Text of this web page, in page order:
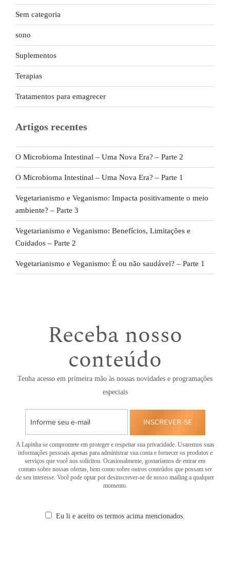
Sem categoria
sono
Suplementos
Terapias
Tratamentos para emagrecer
Artigos recentes
O Microbioma Intestinal – Uma Nova Era? – Parte 2
O Microbioma Intestinal – Uma Nova Era? – Parte 1
Vegetarianismo e Veganismo: Impacta positivamente o meio
ambiente? – Parte 3
Vegetarianismo e Veganismo: Benefícios, Limitações e
Cuidados – Parte 2
Vegetarianismo e Veganismo: É ou não saudável? – Parte 1
Receba nosso
conteúdo
Tenha acesso em primeira mão às nossas novidades e programações
especiais
INSCREVER-SE
A Lapinha se compromete em proteger e respeitar sua privacidade. Usaremos suas
informações pessoais apenas para administrar sua conta e fornecer os produtos e
serviços que você nos solicitou. Ocasionalmente, gostaríamos de entrar em
contato sobre nossas ofertas, bem como sobre outros conteúdos que possam ser
de seu interesse. Você pode optar por desinscrever-se de nosso mailing a qualquer
momento.
Eu li e aceito os termos acima mencionados.